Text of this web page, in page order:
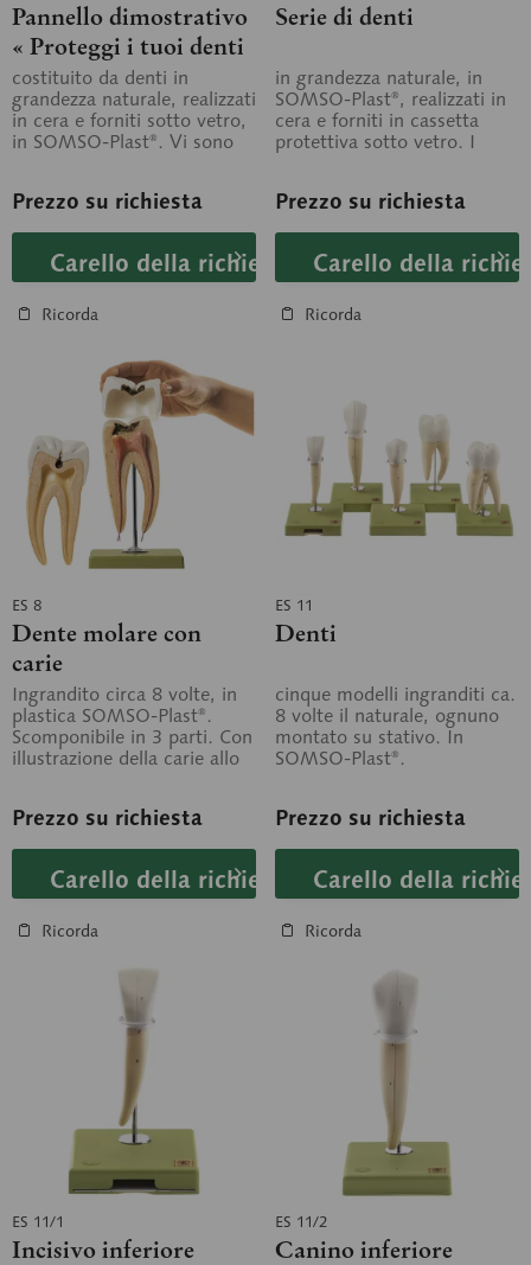
Pannello dimostrativo
« Proteggi i tuoi denti
»
costituito da denti in
grandezza naturale, realizzati
in cera e forniti sotto vetro,
in SOMSO-Plast®. Vi sono
Prezzo su richiesta
Carello della richiesta
Ricorda
Serie di denti
in grandezza naturale, in
SOMSO-Plast®, realizzati in
cera e forniti in cassetta
protettiva sotto vetro. I
Prezzo su richiesta
Carello della
Ricorda
ES 8
Dente molare con
carie
Ingrandito circa 8 volte, in
plastica SOMSO-Plast®.
Scomponibile in 3 parti. Con
illustrazione della carie allo
Prezzo su richiesta
Carello della richiesta
Ricorda
ES 11
Denti
cinque modelli ingranditi ca.
8 volte il naturale, ognuno
montato su stativo. In
SOMSO-Plast®.
Prezzo su richiesta
Carello della
Ricorda
ES 11/1
Incisivo inferiore
ES 11/2
Canino inferiore